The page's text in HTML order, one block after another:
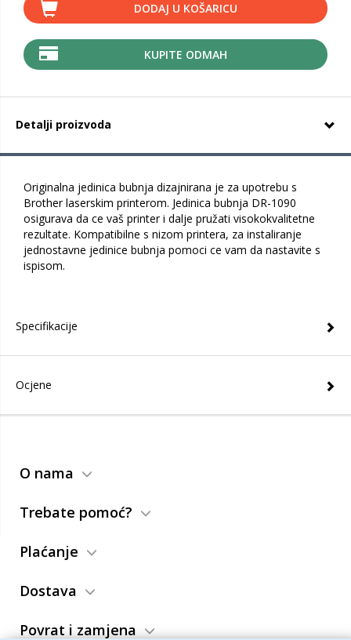
DODAJ U KOŠARICU
KUPITE ODMAH
Detalji proizvoda
Originalna jedinica bubnja dizajnirana je za upotrebu s
Brother laserskim printerom. Jedinica bubnja DR-1090
osigurava da ce vaš printer i dalje pružati visokokvalitetne
rezultate. Kompatibilne s nizom printera, za instaliranje
jednostavne jedinice bubnja pomoci ce vam da nastavite s
ispisom.
Specifikacije
Ocjene
O nama
Trebate pomoć?
Plaćanje
Dostava
Povrat i zamjena